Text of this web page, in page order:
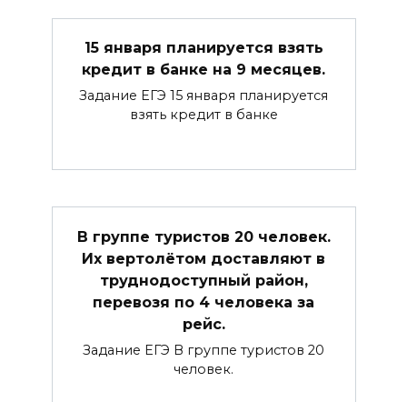
15 января планируется взять
кредит в банке на 9 месяцев.
Задание ЕГЭ 15 января планируется
взять кредит в банке
В группе туристов 20 человек.
Их вертолётом доставляют в
труднодоступный район,
перевозя по 4 человека за
рейс.
Задание ЕГЭ В группе туристов 20
человек.